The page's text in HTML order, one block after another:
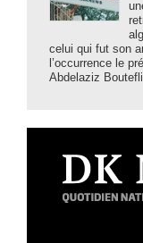
celui qui fut son
l’occurrence le
Abdelaziz